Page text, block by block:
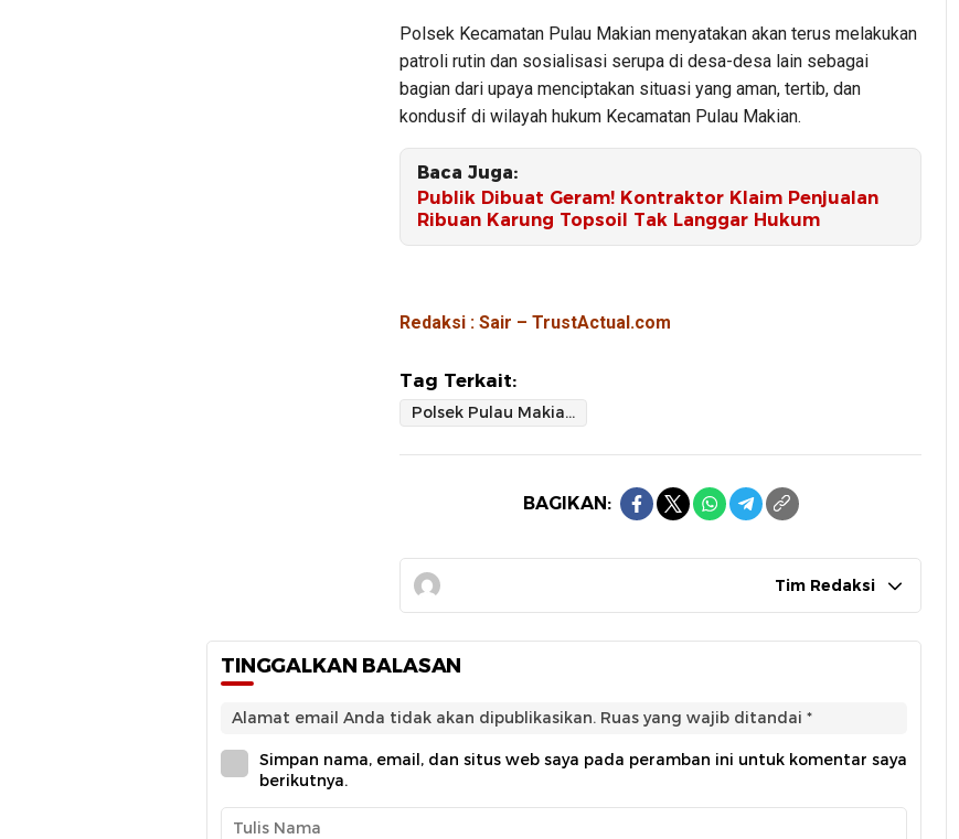
Polsek Kecamatan Pulau Makian menyatakan akan terus melakukan
patroli rutin dan sosialisasi serupa di desa-desa lain sebagai
bagian dari upaya menciptakan situasi yang aman, tertib, dan
kondusif di wilayah hukum Kecamatan Pulau Makian.
Baca Juga:
Publik Dibuat Geram! Kontraktor Klaim Penjualan
Ribuan Karung Topsoil Tak Langgar Hukum
Redaksi : Sair – TrustActual.com
Tag Terkait:
Polsek Pulau Makian Lakukan Patroli dan Sosialisasi Izin Penyelenggaraan Pesta di Desa Suma
BAGIKAN:
Tim Redaksi
TINGGALKAN BALASAN
Alamat email Anda tidak akan dipublikasikan. Ruas yang wajib ditandai *
Simpan nama, email, dan situs web saya pada peramban ini untuk komentar saya
berikutnya.